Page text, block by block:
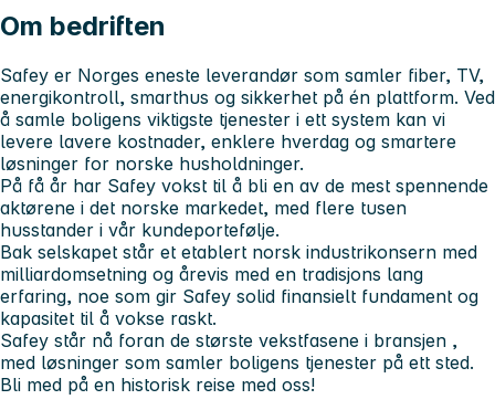
Om bedriften
Safey er Norges eneste leverandør som samler fiber, TV,
energikontroll, smarthus og sikkerhet på én plattform. Ved
å samle boligens viktigste tjenester i ett system kan vi
levere lavere kostnader, enklere hverdag og smartere
løsninger for norske husholdninger.
På få år har Safey vokst til å bli en av de mest spennende
aktørene i det norske markedet, med flere tusen
husstander i vår kundeportefølje.
Bak selskapet står et etablert norsk industrikonsern med
milliardomsetning og årevis med en tradisjons lang
erfaring, noe som gir Safey solid finansielt fundament og
kapasitet til å vokse raskt.
Safey står nå foran de største vekstfasene i bransjen ,
med løsninger som samler boligens tjenester på ett sted.
Bli med på en historisk reise med oss!